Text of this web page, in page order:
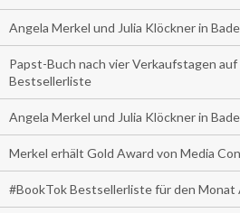
Angela Merkel und Julia Klöckner in
Papst-Buch nach vier Verkaufstagen auf
Bestsellerliste
Angela Merkel und Julia Klöckner in
Merkel erhält Gold Award von Media
#BookTok Bestsellerliste für den Monat